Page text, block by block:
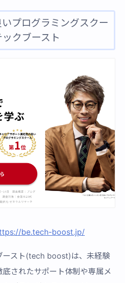
プログラミングスクー
クブースト
be.tech-boost.jp/
ースト(tech boost)は、未経験
されたサポート体制や専属メ